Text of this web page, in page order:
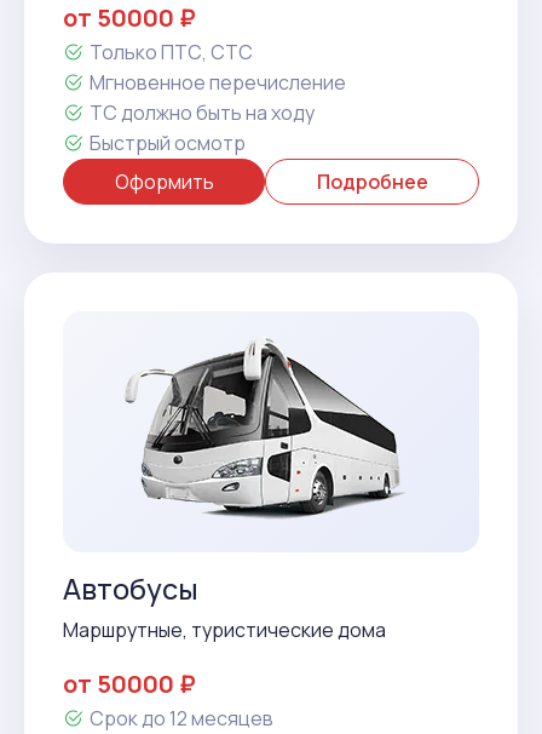
от 50000 ₽
Только ПТС, СТС
Мгновенное перечисление
ТС должно быть на ходу
Быстрый осмотр
Оформить
Подробнее
Автобусы
Маршрутные, туристические дома
от 50000 ₽
Срок до 12 месяцев